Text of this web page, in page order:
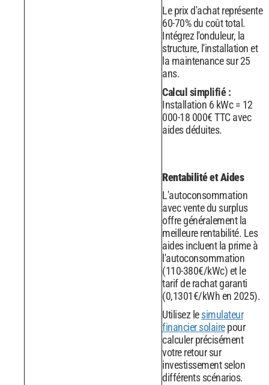
Le prix d'achat représente
60-70% du coût total.
Intégrez l'onduleur, la
structure, l'installation et
la maintenance sur 25
ans.
Calcul simplifié :
Installation 6 kWc = 12
000-18 000€ TTC avec
aides déduites.
Rentabilité et Aides
L'autoconsommation
avec vente du surplus
offre généralement la
meilleure rentabilité. Les
aides incluent la prime à
l'autoconsommation
(110-380€/kWc) et le
tarif de rachat garanti
(0,1301€/kWh en 2025).
Utilisez lesimulateur
financier solairepour
calculer précisément
votre retour sur
investissement selon
différents scénarios.